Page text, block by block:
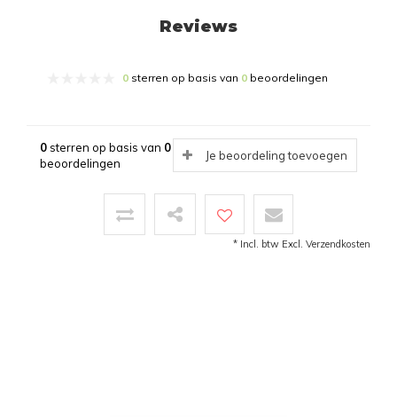
Reviews
0 sterren op basis van 0 beoordelingen
0sterren op basis van 0
beoordelingen
Je beoordeling toevoegen
* Incl. btw Excl. Verzendkosten